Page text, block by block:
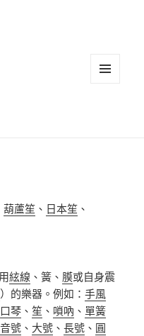
葫蘆笙 、 日本笙 、
絃線 、簧、 膜或自身震
）的樂器。例如：手風
口琴 、 笙 、 嗩吶 、單簧
號 、 大號 、長號 、 圓